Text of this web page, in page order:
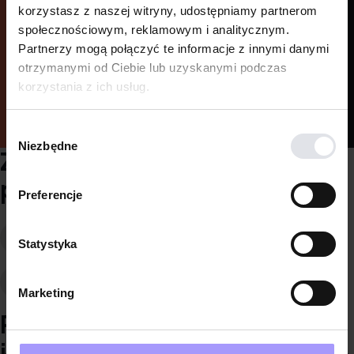
korzystasz z naszej witryny, udostępniamy partnerom
społecznościowym, reklamowym i analitycznym.
Partnerzy mogą połączyć te informacje z innymi danymi
otrzymanymi od Ciebie lub uzyskanymi podczas
korzystania z ich usług.
zgody
Niezbędne
Preferencje
Statystyka
Marketing
Zrób quiz
Zacznij podyplomówkę już
po licencjacie!
Aby zacząć studia podyplomowe musisz mieć
ukończone studia wyższe na dowolnym kierunku.
Nie musi to być tytuł magistra! Wystarczy dyplom
licencjata lub inżyniera.
Poznaj wykładowców